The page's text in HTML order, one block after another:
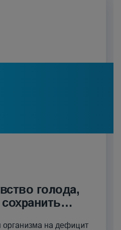
голода,
организма на дефицит